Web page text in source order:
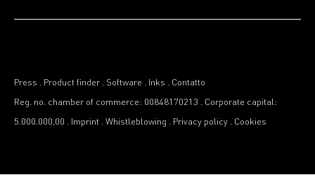
Press Product finder Software Inks Contatto
Reg. no. chamber of commerce: 00848170213 Corporate capital:
5.000.000,00 Imprint Whistleblowing Privacy policy Cookies